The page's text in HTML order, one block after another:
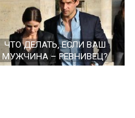
ЧТО ДЕЛАТЬ, ЕСЛИ ВАШ
МУЖЧИНА – РЕВНИВЕЦ?